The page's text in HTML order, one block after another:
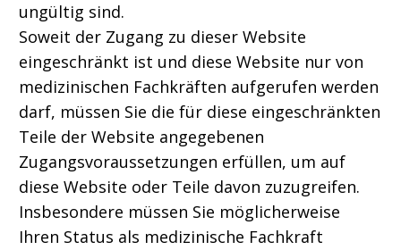
ungültig sind.
Soweit der Zugang zu dieser Website
eingeschränkt ist und diese Website nur von
medizinischen Fachkräften aufgerufen werden
darf, müssen Sie die für diese eingeschränkten
Teile der Website angegebenen
Zugangsvoraussetzungen erfüllen, um auf
diese Website oder Teile davon zuzugreifen.
Insbesondere müssen Sie möglicherweise
Ihren Status als medizinische Fachkraft